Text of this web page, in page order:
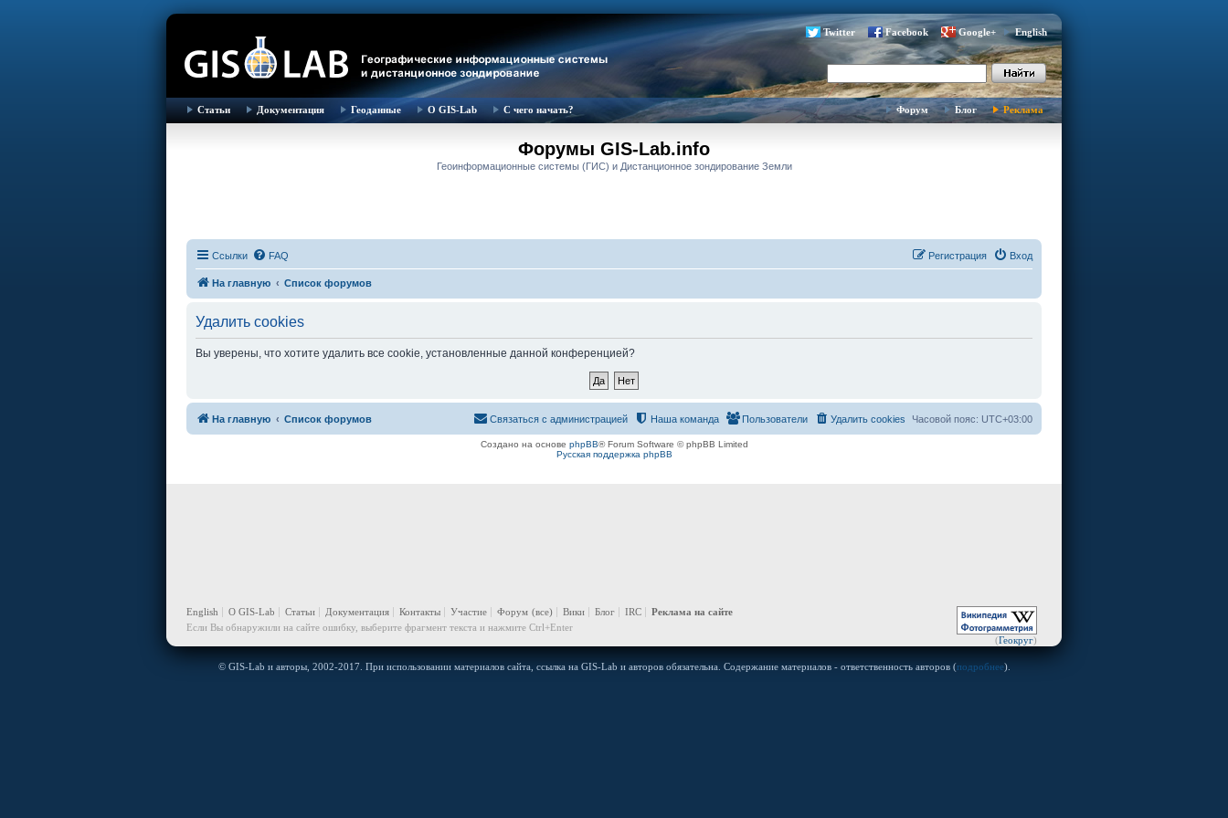
Twitter Facebook Google+ English
Статьи Документация Геоданные О GIS-Lab С чего начать? Форум Блог Реклама
Форумы GIS-Lab.info
Геоинформационные системы (ГИС) и Дистанционное зондирование Земли
Ссылки FAQ Вход
Регистрация
На главную Список форумов
Удалить cookies
Вы уверены, что хотите удалить все cookie, установленные данной конференцией?
На главную Список форумов Часовой пояс: UTC+03:00
Удалить cookies
Пользователи
Наша команда
Связаться с администрацией
Создано на основе phpBB® Forum Software © phpBB Limited
Русская поддержка phpBB
(Геокруг)
English О GIS-Lab Статьи Документация Контакты Участие Форум (все) Вики Блог IRC
Реклама на сайте
Если Вы обнаружили на сайте ошибку, выберите фрагмент текста и нажмите Ctrl+Enter
© GIS-Lab и авторы, 2002-2017. При использовании материалов сайта, ссылка на GIS-Lab и авторов обязательна. Содержание материалов - ответственность авторов (подробнее).